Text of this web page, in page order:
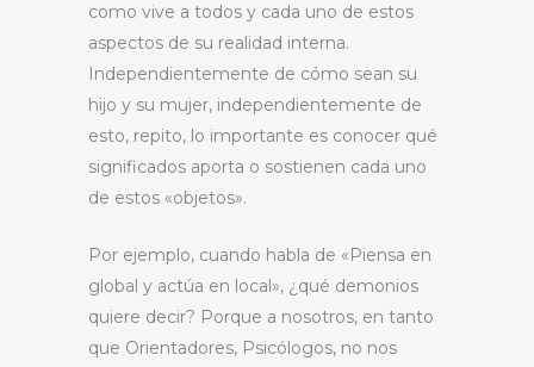
como vive a todos y cada uno de estos
aspectos de su realidad interna.
Independientemente de cómo sean su
hijo y su mujer, independientemente de
esto, repito, lo importante es conocer qué
significados aporta o sostienen cada uno
de estos «objetos».
Por ejemplo, cuando habla de «Piensa en
global y actúa en local», ¿qué demonios
quiere decir? Porque a nosotros, en tanto
que Orientadores, Psicólogos, no nos